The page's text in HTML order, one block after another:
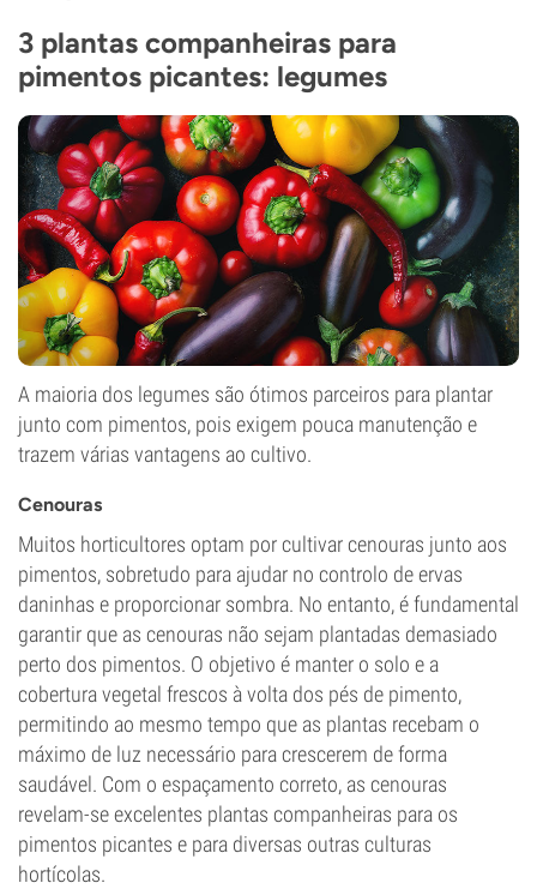
3 plantas companheiras para
pimentos picantes: legumes
A maioria dos legumes são ótimos parceiros para plantar
junto com pimentos, pois exigem pouca manutenção e
trazem várias vantagens ao cultivo.
Cenouras
Muitos horticultores optam por cultivar cenouras junto aos
pimentos, sobretudo para ajudar no controlo de ervas
daninhas e proporcionar sombra. No entanto, é fundamental
garantir que as cenouras não sejam plantadas demasiado
perto dos pimentos. O objetivo é manter o solo e a
cobertura vegetal frescos à volta dos pés de pimento,
permitindo ao mesmo tempo que as plantas recebam o
máximo de luz necessário para crescerem de forma
saudável. Com o espaçamento correto, as cenouras
revelam-se excelentes plantas companheiras para os
pimentos picantes e para diversas outras culturas
hortícolas.